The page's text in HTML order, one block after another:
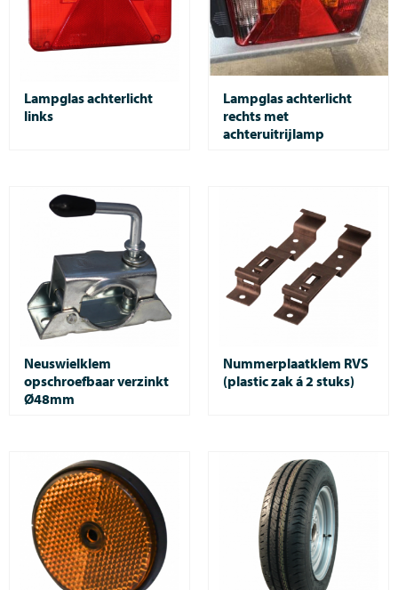
Lampglas achterlicht
links
Lampglas achterlicht
rechts met
achteruitrijlamp
Neuswielklem
opschroefbaar verzinkt
Ø48mm
Nummerplaatklem RVS
(plastic zak á 2 stuks)